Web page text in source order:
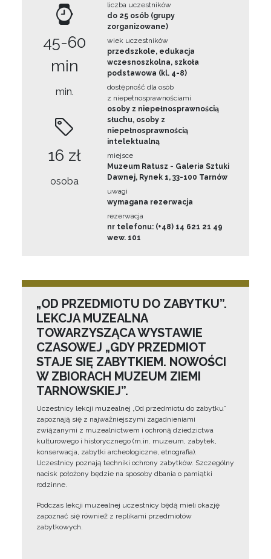
45-60
min
min.
16 zł
osoba
liczba uczestników
do 25 osób (grupy
zorganizowane)
wiek uczestników
przedszkole, edukacja
wczesnoszkolna, szkoła
podstawowa (kl. 4-8)
dostępność dla osób
z niepełnosprawnościami
osoby z niepełnosprawnością
słuchu, osoby z
niepełnosprawnością
intelektualną
miejsce
Muzeum Ratusz - Galeria Sztuki
Dawnej, Rynek 1, 33-100 Tarnów
uwagi
wymagana rezerwacja
rezerwacja
nr telefonu: (+48) 14 621 21 49
wew. 101
„OD PRZEDMIOTU DO ZABYTKU”.
LEKCJA MUZEALNA
TOWARZYSZĄCA WYSTAWIE
CZASOWEJ „GDY PRZEDMIOT
STAJE SIĘ ZABYTKIEM. NOWOŚCI
W ZBIORACH MUZEUM ZIEMI
TARNOWSKIEJ”.
Uczestnicy lekcji muzealnej „Od przedmiotu do zabytku”
zapoznają się z najważniejszymi zagadnieniami
związanymi z muzealnictwem i ochroną dziedzictwa
kulturowego i historycznego (m.in. muzeum, zabytek,
konserwacja, zabytki archeologiczne, etnografia).
Uczestnicy poznają techniki ochrony zabytków. Szczególny
nacisk położony będzie na sposoby dbania o pamiątki
rodzinne.
Podczas lekcji muzealnej uczestnicy będą mieli okazję
zapoznać się również z replikami przedmiotów
zabytkowych.